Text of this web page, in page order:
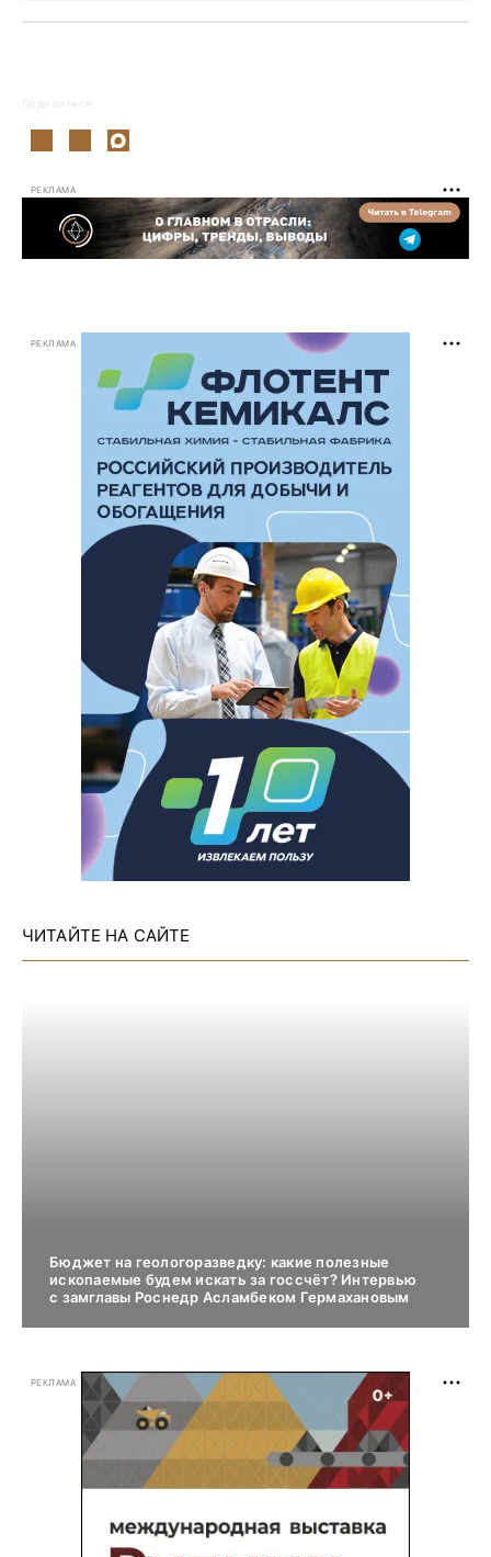
Поделиться:
РЕКЛАМА
РЕКЛАМА
ЧИТАЙТЕ НА САЙТЕ
Бюджет на геологоразведку: какие полезные
ископаемые будем искать за госсчёт? Интервью
с замглавы Роснедр Асламбеком Гермахановым
РЕКЛАМА